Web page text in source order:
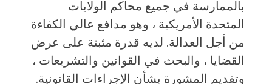
بالممارسة في جميع محاكم الولايات
المتحدة الأمريكية ، وهو مدافع عالي الكفاءة
من أجل العدالة. لديه قدرة مثبتة على عرض
القضايا ، والبحث في القوانين والتشريعات ،
وتقديم المشورة بشأن الإجراءات القانونية.